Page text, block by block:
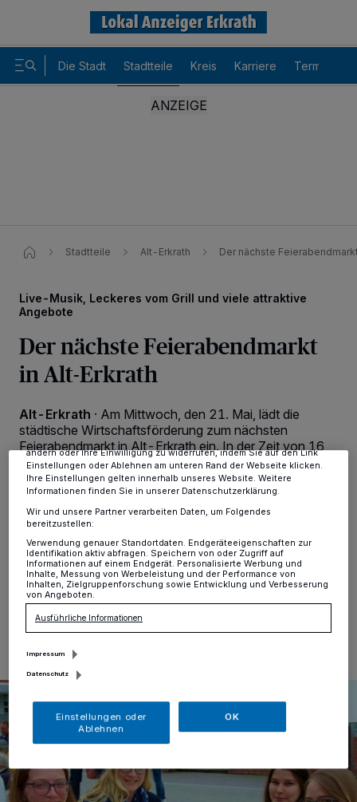
Die Stadt Stadtteile Kreis Karriere Termine
Stadtteile Alt-Erkrath Der nächste
Live-Musik, Leckeres vom Grill und viele attraktive
Angebote
Der nächste Feierabendmarkt
in Alt-Erkrath
Alt-Erkrath · Am Mittwoch, den 21. Mai, lädt die
städtische Wirtschaftsförderung zum nächsten
Feierabendmarkt in Alt-Erkrath ein. In der Zeit von 16
bis circa 21 Uhr bieten dann mehr als zwei Dutzend
Stände unter der Markthalle und rund um den
Bavierplatz bei Live-Musik allerlei Leckereien,
Handgemachtes, interessante Info-Angebote und
kostbare Kleinigkeiten an. Insgesamt werden etwa 25
Stände erwartet.
19.05.2025 , 12:38 Uhr Eine Minute Lesezeit
Wir und unsere218-Partner speichern und greifen auf
personenbezogene Daten wie Browserdaten oder eindeutige
Kennungen auf Ihrem Gerät zu. Durch Auswahl von OK aktivieren Sie
Zwecke. Wenn Tracker deaktiviert sind, sind manche Inhalte und
Anzeigen möglicherweise nicht mehr so relevant für Sie. Sie können
dieses Menü jederzeit wieder aufrufen, um Ihre Einstellungen zu
ändern oder Ihre Einwilligung zu widerrufen, indem Sie auf den Link
Einstellungen oder Ablehnen am unteren Rand der Webseite klicken.
Ihre Einstellungen gelten innerhalb unseres Website. Weitere
Informationen finden Sie in unserer Datenschutzerklärung.
Wir und unsere Partner verarbeiten Daten, um Folgendes
bereitzustellen:
Verwendung genauer Standortdaten. Endgeräteeigenschaften zur
Identifikation aktiv abfragen. Speichern von oder Zugriff auf
Informationen auf einem Endgerät. Personalisierte Werbung und
Inhalte, Messung von Werbeleistung und der Performance von
Inhalten, Zielgruppenforschung sowie Entwicklung und Verbesserung
von Angeboten.
Ausführliche Informationen
Impressum
Datenschutz
Einstellungen oder
Ablehnen
OK